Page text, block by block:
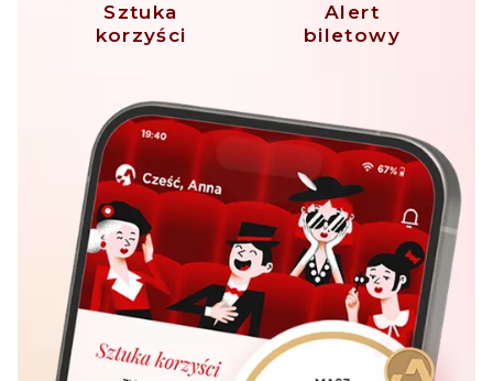
Sztuka
korzyści
Alert
biletowy